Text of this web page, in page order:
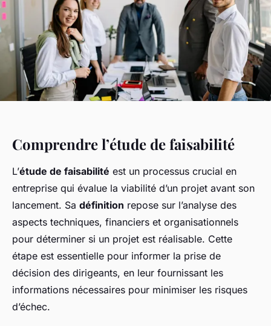
Comprendre l’étude de faisabilité
L’étude de faisabilité est un processus crucial en
entreprise qui évalue la viabilité d’un projet avant son
lancement. Sa définition repose sur l’analyse des
aspects techniques, financiers et organisationnels
pour déterminer si un projet est réalisable. Cette
étape est essentielle pour informer la prise de
décision des dirigeants, en leur fournissant les
informations nécessaires pour minimiser les risques
d’échec.